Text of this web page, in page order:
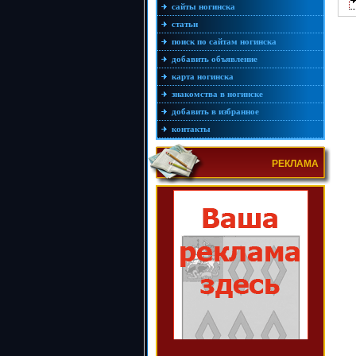
сайты ногинска
статьи
поиск по сайтам ногинска
добавить объявление
карта ногинска
знакомства в ногинске
добавить в избранное
контакты
РЕКЛАМА